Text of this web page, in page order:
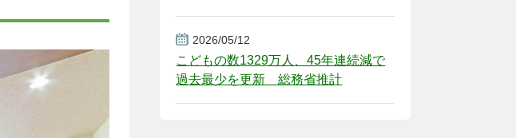
2026/05/12
こどもの数1329万人、45年連続減で
過去最少を更新 総務省推計